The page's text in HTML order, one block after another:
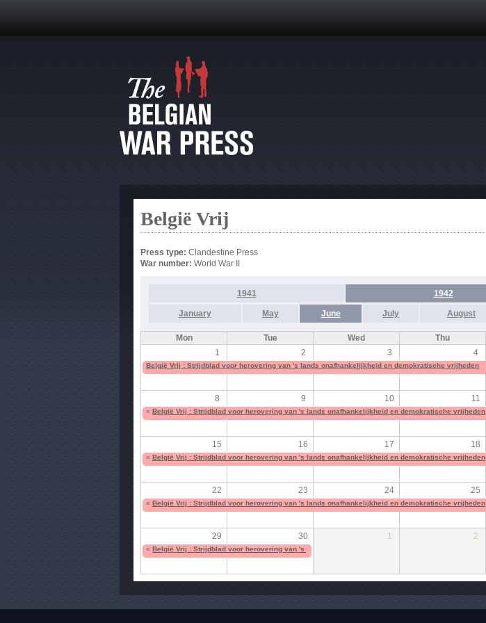
België Vrij
Press type: Clandestine Press
War number: World War II
1941 1942
January May June July August
Mon Tue Wed Thu
1
2 3 4
België Vrij : Strijdblad voor herovering van 's lands onafhankelijkheid en demokratische vrijheden
8 9 10 11
« België Vrij : Strijdblad voor herovering van 's lands onafhankelijkheid en demokratische vrijheden
15 16 17 18
« België Vrij : Strijdblad voor herovering van 's lands onafhankelijkheid en demokratische vrijheden
22 23 24 25
« België Vrij : Strijdblad voor herovering van 's lands onafhankelijkheid en demokratische vrijheden
29 30 1 2
« België Vrij : Strijdblad voor herovering van 's lands onafhankelijkheid en demokratische vrijheden